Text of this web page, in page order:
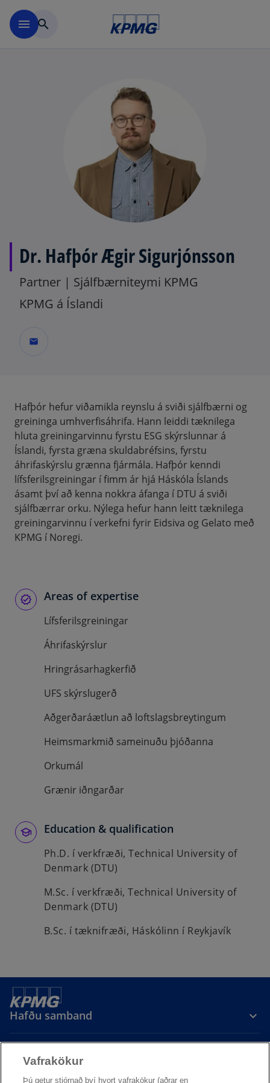
menu search
Dr. Hafþór Ægir Sigurjónsson
Partner | Sjálfbærniteymi KPMG
KPMG á Íslandi
mail
Hafþór hefur viðamikla reynslu á sviði sjálfbærni og
greininga umhverfisáhrifa. Hann leiddi tæknilega
hluta greiningarvinnu fyrstu ESG skýrslunnar á
Íslandi, fyrsta græna skuldabréfsins, fyrstu
áhrifaskýrslu grænna fjármála. Hafþór kenndi
lífsferilsgreiningar í fimm ár hjá Háskóla Íslands
ásamt því að kenna nokkra áfanga í DTU á sviði
sjálfbærrar orku. Nýlega hefur hann leitt tæknilega
greiningarvinnu í verkefni fyrir Eidsiva og Gelato með
KPMG í Noregi.
Areas of expertise
Lífsferilsgreiningar
Áhrifaskýrslur
Hringrásarhagkerfið
UFS skýrslugerð
Aðgerðaráætlun að loftslagsbreytingum
Heimsmarkmið sameinuðu þjóðanna
Orkumál
Grænir iðngarðar
Education & qualification
Ph.D. í verkfræði, Technical University of
Denmark (DTU)
M.Sc. í verkfræði, Technical University of
Denmark (DTU)
B.Sc. í tæknifræði, Háskólinn í Reykjavík
Hafðu samband
Vafrakökur
Þú getur stjórnað því hvort vafrakökur (aðrar en